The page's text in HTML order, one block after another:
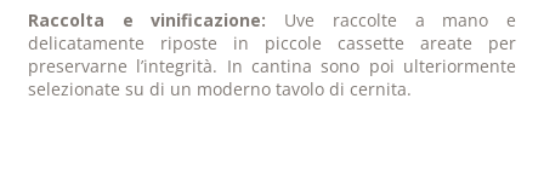
Raccolta e vinificazione: Uve raccolte a mano e
delicatamente riposte in piccole cassette areate per
preservarne l’integrità. In cantina sono poi ulteriormente
selezionate su di un moderno tavolo di cernita.